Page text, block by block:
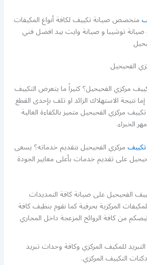
متخصص صيانة تكييف لكافة أنواع المكيفات
توشيبا و صيانة وايت بيد افضل فني
الفحيحيل
مركزي الفحيحيل؟ كثيراً ما يتعرض التكييف
نتيجة الاستهلاك الزائد او تلف بإحدى القطع
مركزي الفحيحيل متميز بالكفاءة العالية
الخبراء.
مركزي الفحيحيل بتقديم خدماته؟ يسعى
على تقديم خدمات بأعلى معايير الجودة
الفحيحيل على صيانة كافة التمديدات
المركزية بحرفية كما نقوم بنظيف كافة
من كافة الروائح المزعجة داخل المجاري
للمكيف المركزي وكافة وحدات تبريد
التكييف المركزي.